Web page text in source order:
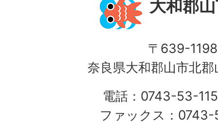
大和郡
〒639-1198
奈良県大和郡山市北
電話：0743-53-
ファックス：